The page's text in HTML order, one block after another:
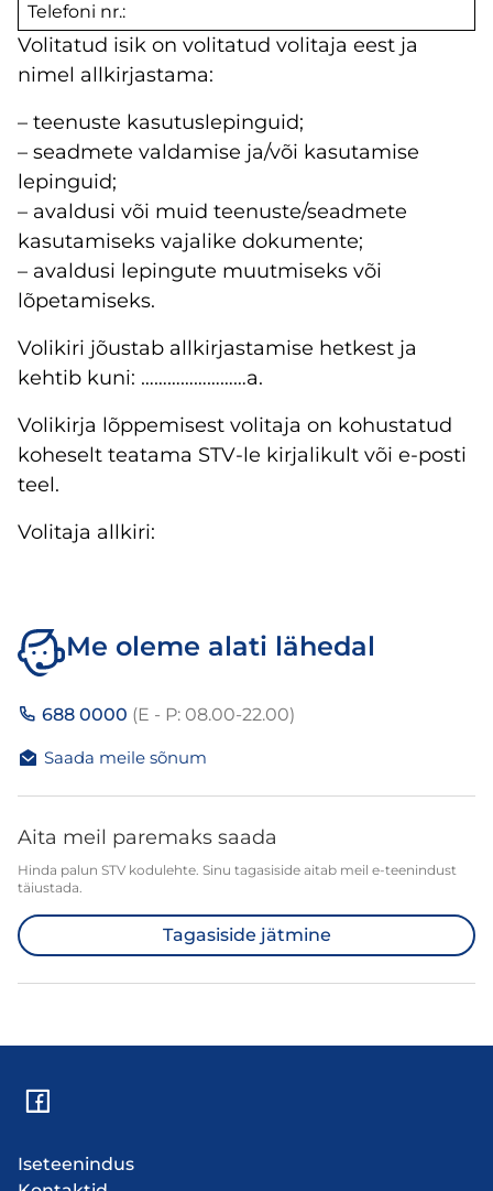
Telefoni nr.:
Volitatud isik on volitatud volitaja eest ja
nimel allkirjastama:
– teenuste kasutuslepinguid;
– seadmete valdamise ja/või kasutamise
lepinguid;
– avaldusi või muid teenuste/seadmete
kasutamiseks vajalike dokumente;
– avaldusi lepingute muutmiseks või
lõpetamiseks.
Volikiri jõustab allkirjastamise hetkest ja
kehtib kuni: ……………………a.
Volikirja lõppemisest volitaja on kohustatud
koheselt teatama STV-le kirjalikult või e-posti
teel.
Volitaja allkiri:
Me oleme alati lähedal
688 0000 (E - P: 08.00-22.00)
Saada meile sõnum
Aita meil paremaks saada
Hinda palun STV kodulehte. Sinu tagasiside aitab meil e-teenindust
täiustada.
Tagasiside jätmine
Iseteenindus